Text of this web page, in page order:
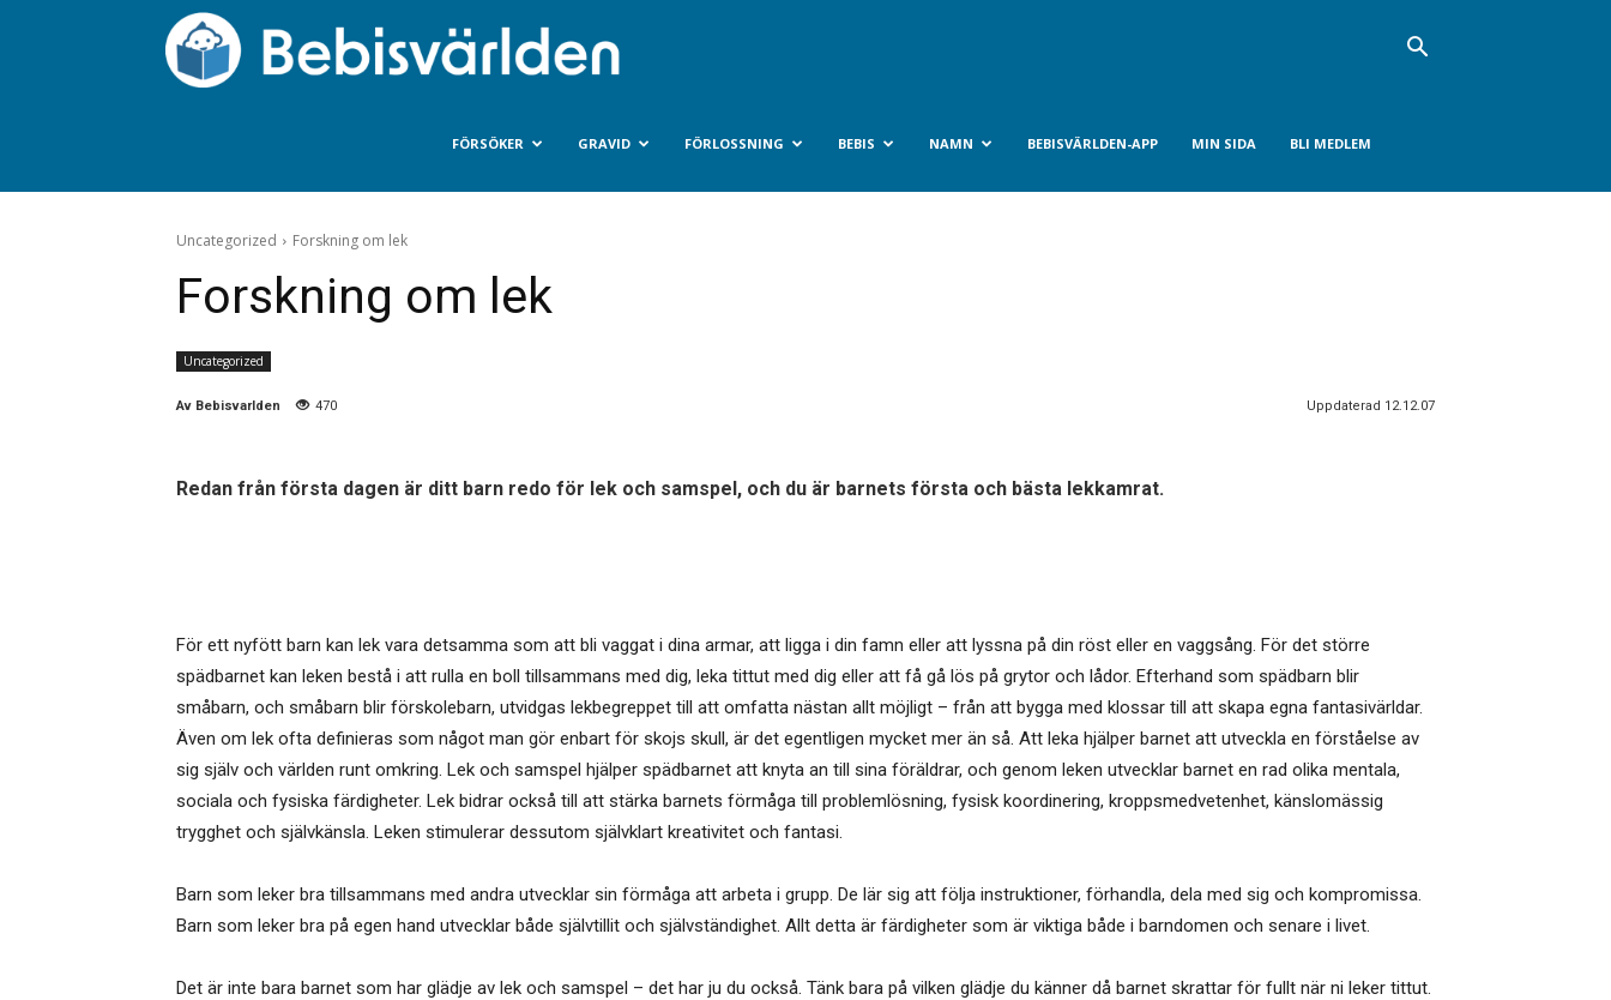
FÖRSÖKER GRAVID FÖRLOSSNING BEBIS NAMN BEBISVÄRLDEN-APP MIN SIDA BLI MEDLEM
Uncategorized Forskning om lek
Forskning om lek
Uncategorized
Av Bebisvarlden 470 Uppdaterad 12.12.07
Redan från första dagen är ditt barn redo för lek och samspel, och du är barnets första och bästa lekkamrat.
För ett nyfött barn kan lek vara detsamma som att bli vaggat i dina armar, att ligga i din famn eller att lyssna på din röst eller en vaggsång. För det större
spädbarnet kan leken bestå i att rulla en boll tillsammans med dig, leka tittut med dig eller att få gå lös på grytor och lådor. Efterhand som spädbarn blir
småbarn, och småbarn blir förskolebarn, utvidgas lekbegreppet till att omfatta nästan allt möjligt – från att bygga med klossar till att skapa egna fantasivärldar.
Även om lek ofta definieras som något man gör enbart för skojs skull, är det egentligen mycket mer än så. Att leka hjälper barnet att utveckla en förståelse av
sig själv och världen runt omkring. Lek och samspel hjälper spädbarnet att knyta an till sina föräldrar, och genom leken utvecklar barnet en rad olika mentala,
sociala och fysiska färdigheter. Lek bidrar också till att stärka barnets förmåga till problemlösning, fysisk koordinering, kroppsmedvetenhet, känslomässig
trygghet och självkänsla. Leken stimulerar dessutom självklart kreativitet och fantasi.
Barn som leker bra tillsammans med andra utvecklar sin förmåga att arbeta i grupp. De lär sig att följa instruktioner, förhandla, dela med sig och kompromissa.
Barn som leker bra på egen hand utvecklar både självtillit och självständighet. Allt detta är färdigheter som är viktiga både i barndomen och senare i livet.
Det är inte bara barnet som har glädje av lek och samspel – det har ju du också. Tänk bara på vilken glädje du känner då barnet skrattar för fullt när ni leker tittut.